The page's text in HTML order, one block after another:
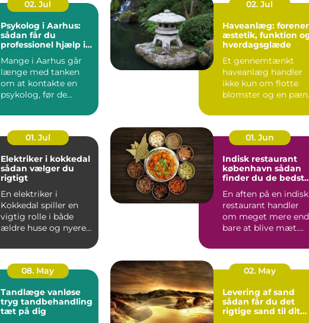
02. Jul
Psykolog i Aarhus:
sådan får du
professionel hjælp i
Mange i Aarhus går
længe med tanken
om at kontakte en
psykolog, før de
02. Jul
Haveanlæg: forener
æstetik, funktion
hverdagsglæde
Et gennemtænkt
haveanlæg handler
ikke kun om flotte
blomster og en pæn
01. Jul
Elektriker i kokkedal
sådan vælger du
rigtigt
En elektriker i
Kokkedal spiller en
vigtig rolle i både
ældre huse og nyere
Elinstallatione...
01. Jun
Indisk restaurant
københavn sådan
finder du de bedste
En aften på en indisk
restaurant handler
om meget mere end
bare at blive mæt.
...
08. May
Tandlæge vanløse
tryg tandbehandling
tæt på dig
02. May
Levering af sand
sådan får du det
rigtige sand til dit